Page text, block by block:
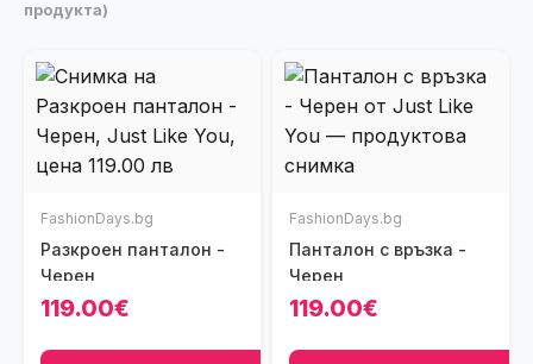
продукта)
FashionDays.bg
Разкроен панталон -
Черен
119.00€
FashionDays.bg
Панталон с връзка -
Черен
119.00€